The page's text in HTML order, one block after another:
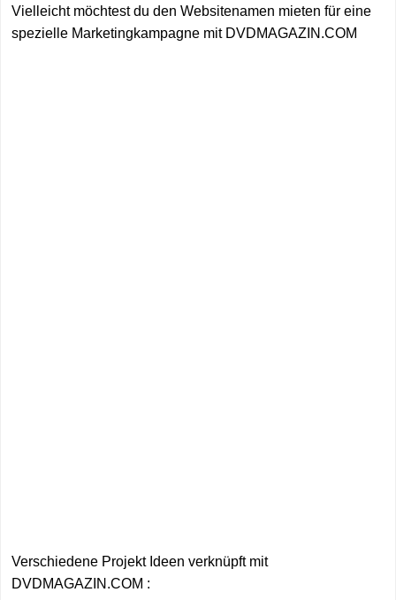
Vielleicht möchtest du den Websitenamen mieten für eine
spezielle Marketingkampagne mit DVDMAGAZIN.COM
Verschiedene Projekt Ideen verknüpft mit
DVDMAGAZIN.COM :